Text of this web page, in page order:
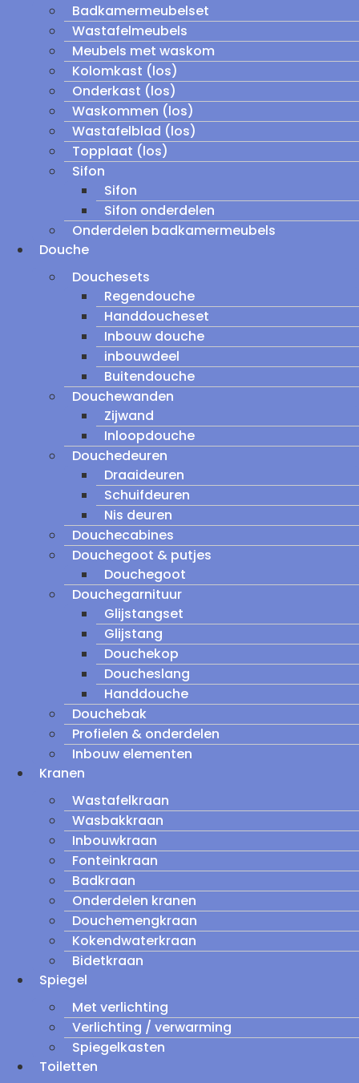
Badkamermeubelset
Wastafelmeubels
Meubels met waskom
Kolomkast (los)
Onderkast (los)
Waskommen (los)
Wastafelblad (los)
Topplaat (los)
Sifon
Sifon
Sifon onderdelen
Onderdelen badkamermeubels
Douche
Douchesets
Regendouche
Handdoucheset
Inbouw douche
inbouwdeel
Buitendouche
Douchewanden
Zijwand
Inloopdouche
Douchedeuren
Draaideuren
Schuifdeuren
Nis deuren
Douchecabines
Douchegoot & putjes
Douchegoot
Douchegarnituur
Glijstangset
Glijstang
Douchekop
Doucheslang
Handdouche
Douchebak
Profielen & onderdelen
Inbouw elementen
Kranen
Wastafelkraan
Wasbakkraan
Inbouwkraan
Fonteinkraan
Badkraan
Onderdelen kranen
Douchemengkraan
Kokendwaterkraan
Bidetkraan
Spiegel
Met verlichting
Verlichting / verwarming
Spiegelkasten
Toiletten